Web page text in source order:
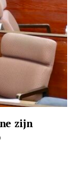
zijn